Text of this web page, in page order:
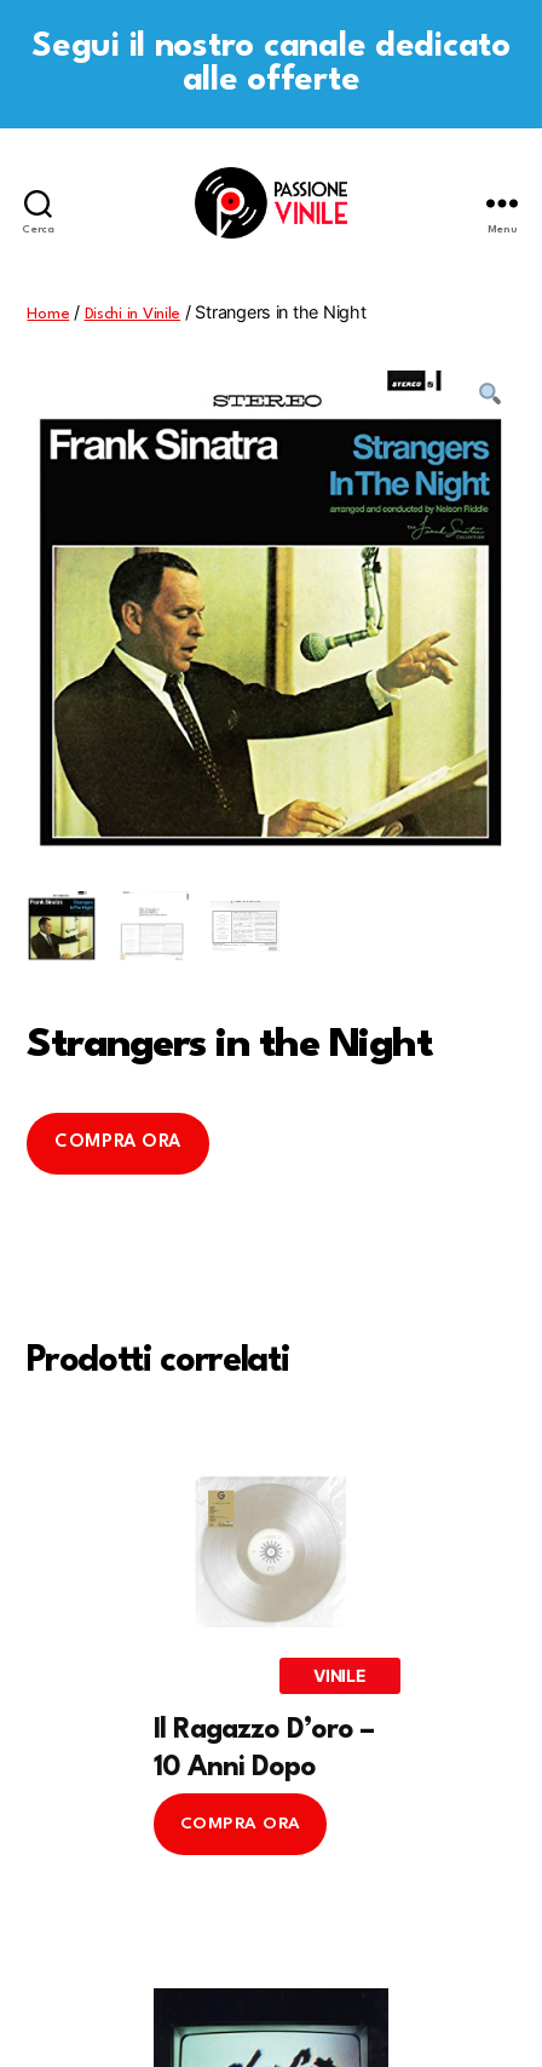
Segui il nostro canale dedicato
alle offerte
Cerca Menu
Home / Dischi in Vinile / Strangers in the Night
Strangers in the Night
COMPRA ORA
Prodotti correlati
VINILE
Il Ragazzo D’oro –
10 Anni Dopo
COMPRA ORA